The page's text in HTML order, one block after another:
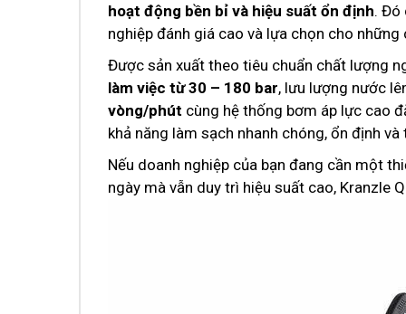
hoạt động bền bỉ và hiệu suất ổn định. Đó
nghiệp đánh giá cao và lựa chọn cho
Được sản xuất theo tiêu chuẩn chất lượng
làm việc từ 30 – 180 bar, lưu lượng nước
vòng/phút cùng hệ thống bơm áp lực cao
khả năng làm sạch nhanh chóng, ổn định
Nếu doanh nghiệp của bạn đang cần một
ngày mà vẫn duy trì hiệu suất cao, Kranzle